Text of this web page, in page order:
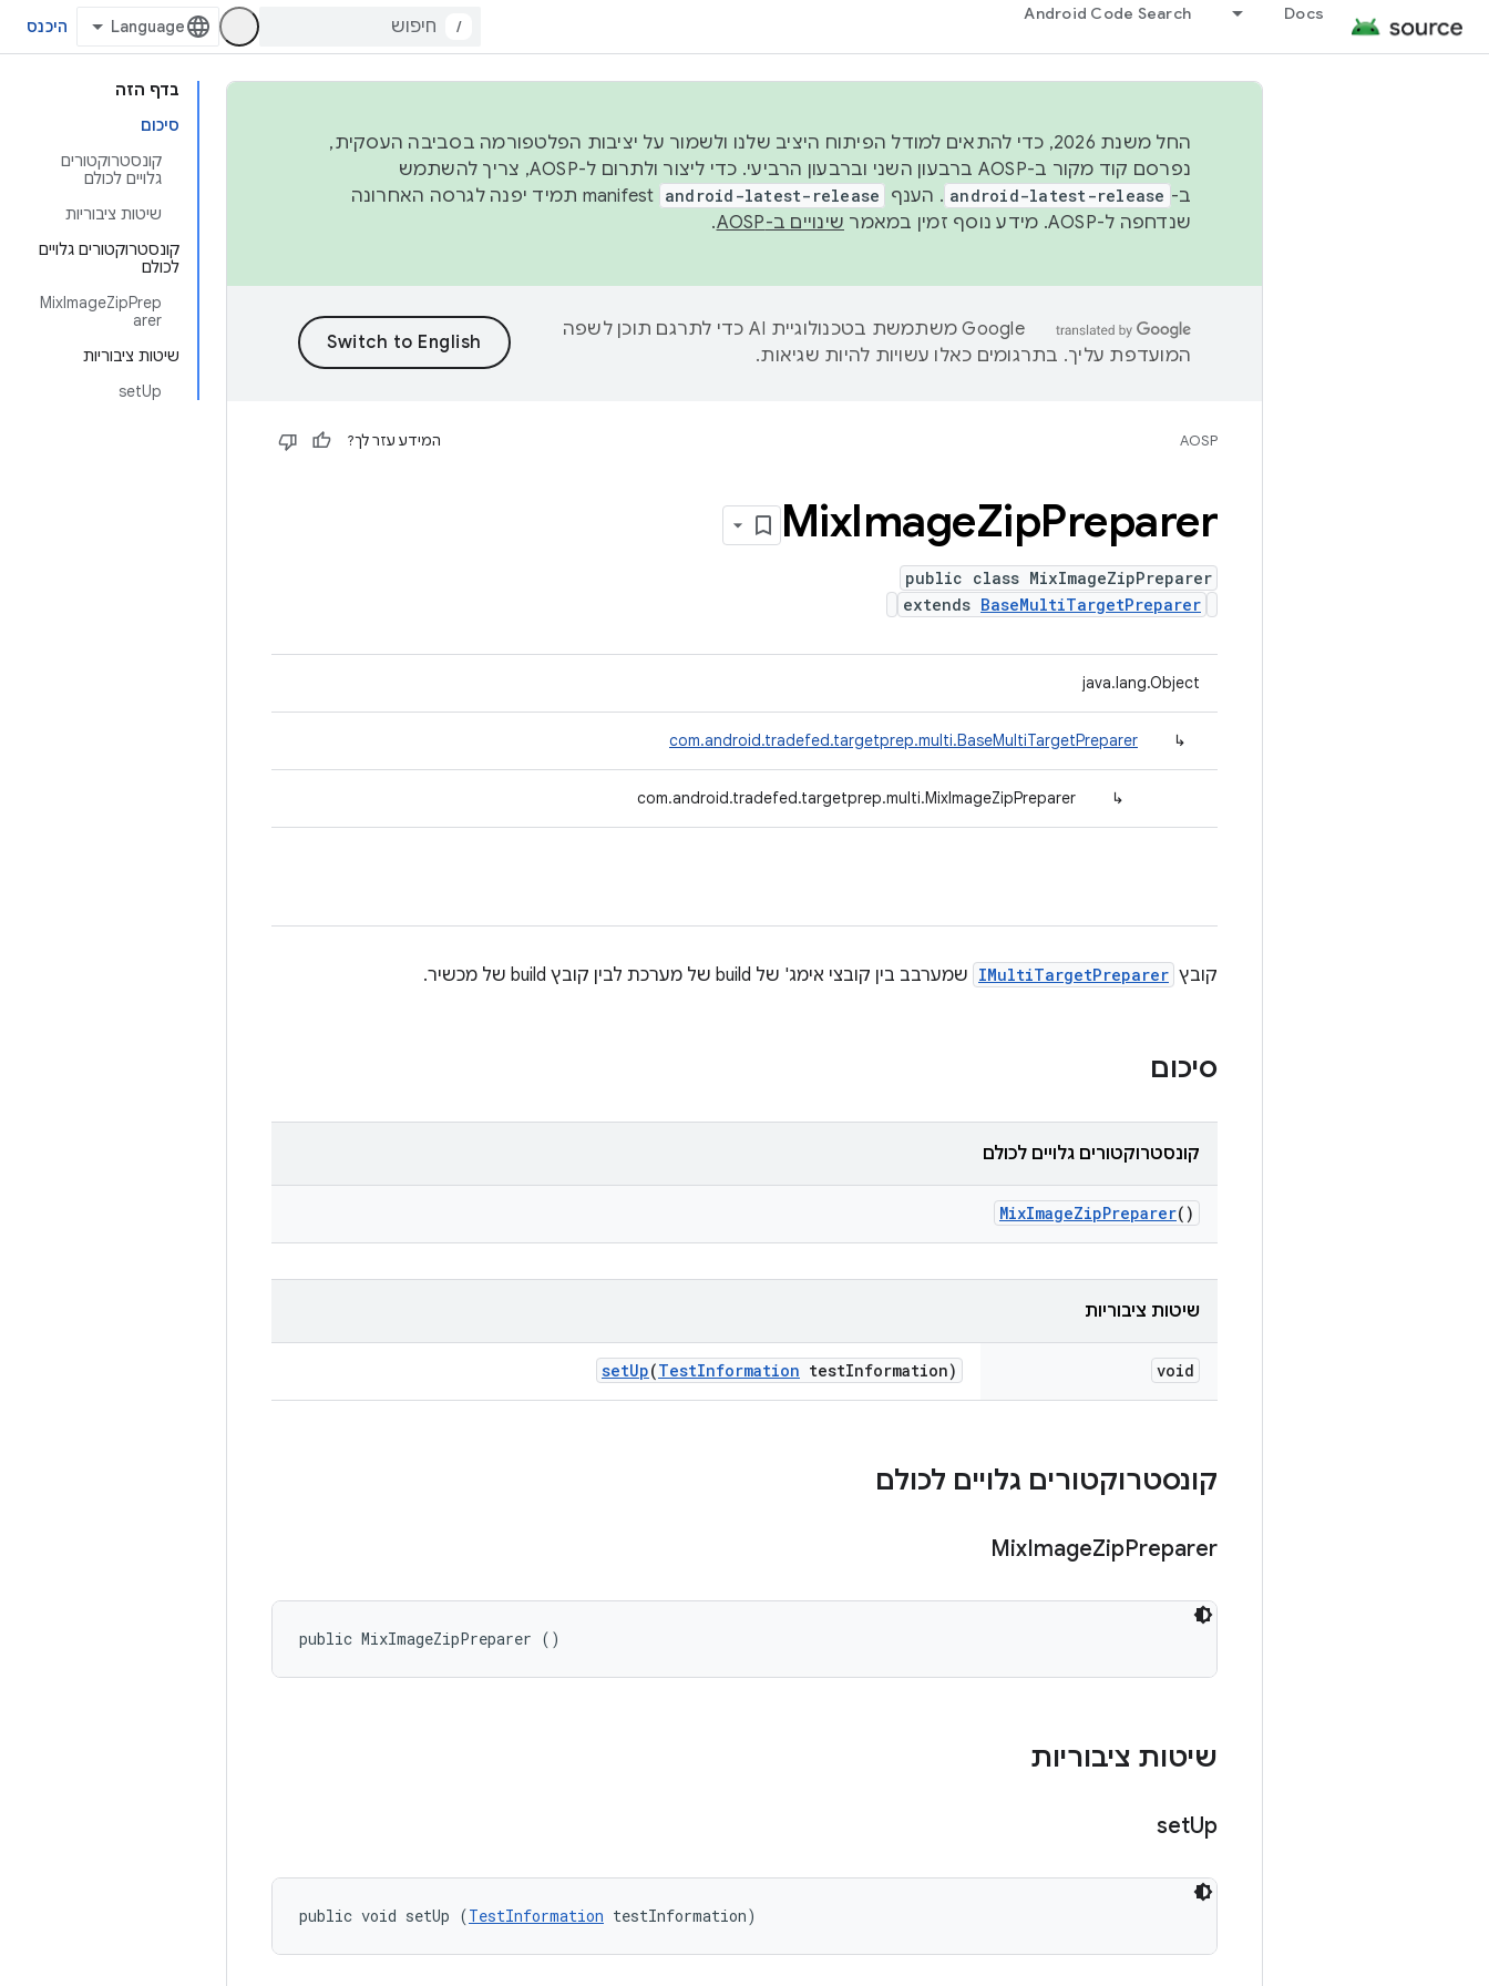
Docs
Android Code Search
/ היכנס
בדף הזה
סיכום
קונסטרוקטורים
גלויים לכולם
שיטות ציבוריות
קונסטרוקטורים גלויים
לכולם
MixImageZipPrep
arer
שיטות ציבוריות
setUp
החל משנת 2026, כדי להתאים למודל הפיתוח היציב שלנו ולשמור על יציבות הפלטפורמה בסביבה העסקית,
נפרסם קוד מקור ב-AOSP ברבעון השני וברבעון הרביעי. כדי ליצור ולתרום ל-AOSP, צריך להשתמש
ב- android-latest-release . הענף android-latest-release
manifest תמיד יפנה לגרסה האחרונה
שנדחפה ל-AOSP. מידע נוסף זמין במאמר
שינויים ב-AOSP .
‫Google משתמשת בטכנולוגיית AI כדי לתרגם תוכן לשפה
המועדפת עליך. בתרגומים כאלו עשויות להיות שגיאות.
AOSP המידע עזר לך?
MixImageZipPreparer
public class MixImageZipPreparer
extends BaseMultiTargetPreparer
java.lang.Object
↳
com.android.tradefed.targetprep.multi.BaseMultiTargetPreparer
↳
com.android.tradefed.targetprep.multi.MixImageZipPreparer
קובץ IMultiTargetPreparer שמערבב בין קובצי אימג' של build של מערכת לבין קובץ build של מכשיר.
סיכום
קונסטרוקטורים גלויים לכולם
MixImageZipPreparer()
שיטות ציבוריות
void
setUp(TestInformation testInformation)
קונסטרוקטורים גלויים לכולם
MixImageZipPreparer
public MixImageZipPreparer ()
שיטות ציבוריות
setUp
public void setUp (TestInformation testInformation)